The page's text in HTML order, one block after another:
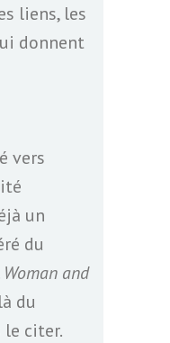
liens, les
donnent
vers
un
du
Woman and
du
le citer.